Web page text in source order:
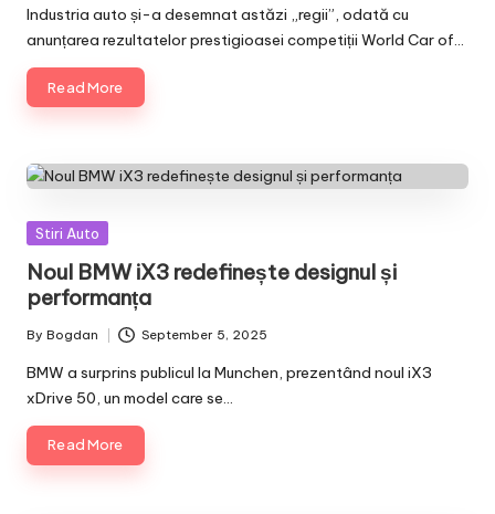
by
Industria auto și-a desemnat astăzi „regii”, odată cu
anunțarea rezultatelor prestigioasei competiții World Car of…
Read More
Posted
Stiri Auto
Noul BMW iX3 redefinește designul și
performanța
Posted
by
By Bogdan September 5, 2025
BMW a surprins publicul la Munchen, prezentând noul iX3
xDrive 50, un model care se…
Read More